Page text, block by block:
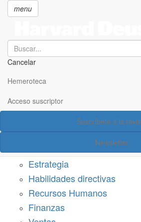
principal
menu
Search
Cancelar
Hemeroteca
Acceso suscriptor
Suscríbete a la
Newsletter
Acceso suscriptor
Estrategia
Habilidades directivas
Recursos Humanos
Finanzas